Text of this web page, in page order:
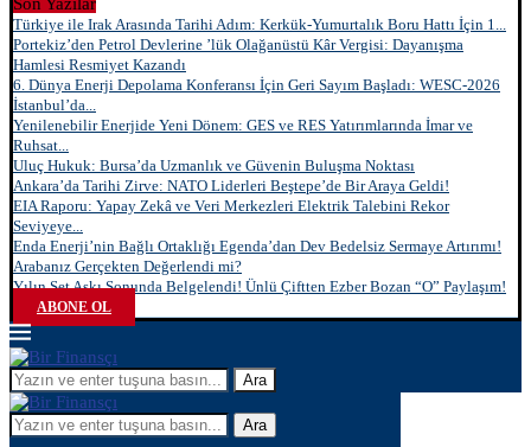
Türkiye ile Irak Arasında Tarihi Adım: Kerkük-Yumurtalık Boru Hattı İçin 1...
Portekiz’den Petrol Devlerine ’lük Olağanüstü Kâr Vergisi: Dayanışma
Hamlesi Resmiyet Kazandı
6. Dünya Enerji Depolama Konferansı İçin Geri Sayım Başladı: WESC-2026
İstanbul’da...
Yenilenebilir Enerjide Yeni Dönem: GES ve RES Yatırımlarında İmar ve
Ruhsat...
Uluç Hukuk: Bursa’da Uzmanlık ve Güvenin Buluşma Noktası
Ankara’da Tarihi Zirve: NATO Liderleri Beştepe’de Bir Araya Geldi!
EIA Raporu: Yapay Zekâ ve Veri Merkezleri Elektrik Talebini Rekor
Seviyeye...
Enda Enerji’nin Bağlı Ortaklığı Egenda’dan Dev Bedelsiz Sermaye Artırımı!
Arabanız Gerçekten Değerlendi mi?
Yılın Set Aşkı Sonunda Belgelendi! Ünlü Çiftten Ezber Bozan “O” Paylaşım!
ABONE OL
Ara
Ara